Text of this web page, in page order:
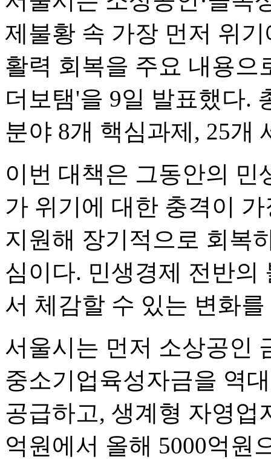
제불황 속 가장 먼저 위
활력 회복을 주요 내용으
더보탬'을 9일 발표했다.
분야 8개 핵심과제, 25개
이번 대책은 그동안의 민
가 위기에 대한 충격이
지원해 장기적으로 회복
심이다. 민생경제 전반의
서 체감할 수 있는 변화
서울시는 먼저 소상공인
중소기업육성자금을 역
공급하고, 생계형 자영업
억원에서 올해 5000억원